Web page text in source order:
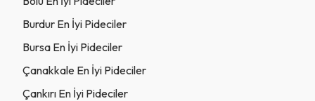
Burdur En İyi Pideciler
Bursa En İyi Pideciler
Çanakkale En İyi Pideciler
Çankırı En İyi Pideciler